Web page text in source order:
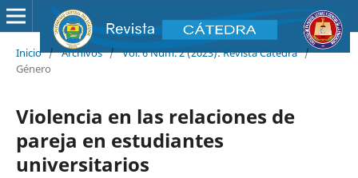
Inicio / Archivos / Vol. 6 Núm. 2 (2023): Revista Cátedra /
Género
Violencia en las relaciones de
pareja en estudiantes
universitarios